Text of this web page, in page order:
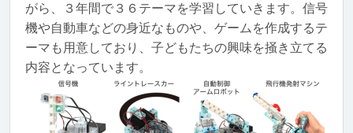
がら、３年間で３６テーマを学習していきます。信号
機や自動車などの身近なものや、ゲームを作成するテ
ーマも用意しており、子どもたちの興味を掻き立てる
内容となっています。